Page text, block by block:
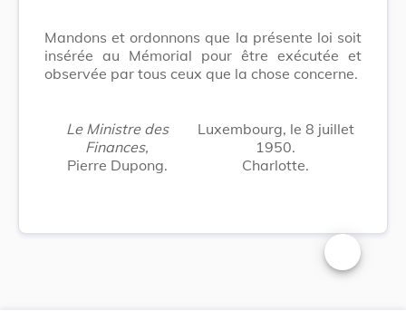
Mandons et ordonnons que la présente loi soit
insérée au Mémorial pour être exécutée et
observée par tous ceux que la chose concerne.
Le Ministre des
Finances,
Pierre Dupong.
Luxembourg, le 8 juillet
1950.
Charlotte.
Changer la